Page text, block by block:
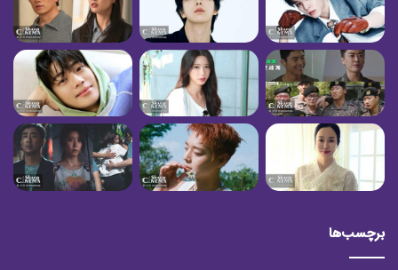
برچسب‌ها